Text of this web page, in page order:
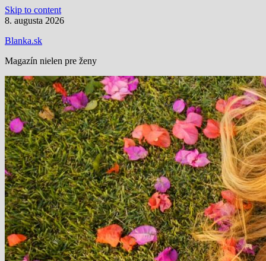
Skip to content
8. augusta 2026
Blanka.sk
Magazín nielen pre ženy